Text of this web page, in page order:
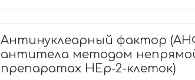
Антинуклеарный фактор
антитела методом
препаратах HEp-2-клеток)